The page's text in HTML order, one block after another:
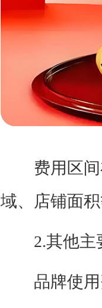
费用区间
域、店铺面积
2.其他主
品牌使用